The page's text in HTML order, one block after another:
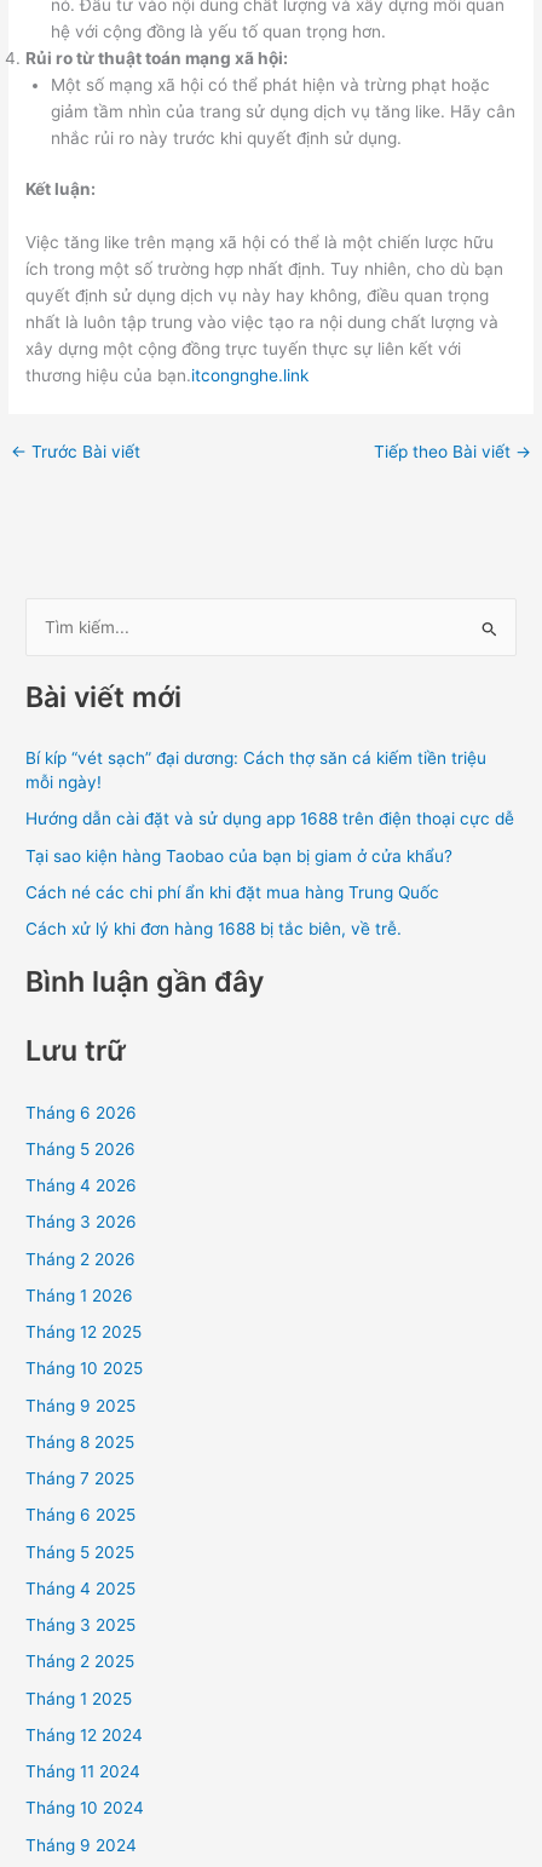
nó. Đầu tư vào nội dung chất lượng và xây dựng mối quan
hệ với cộng đồng là yếu tố quan trọng hơn.
Rủi ro từ thuật toán mạng xã hội:
Một số mạng xã hội có thể phát hiện và trừng phạt hoặc
giảm tầm nhìn của trang sử dụng dịch vụ tăng like. Hãy cân
nhắc rủi ro này trước khi quyết định sử dụng.
Kết luận:
Việc tăng like trên mạng xã hội có thể là một chiến lược hữu
ích trong một số trường hợp nhất định. Tuy nhiên, cho dù bạn
quyết định sử dụng dịch vụ này hay không, điều quan trọng
nhất là luôn tập trung vào việc tạo ra nội dung chất lượng và
xây dựng một cộng đồng trực tuyến thực sự liên kết với
thương hiệu của bạn.itcongnghe.link
← Trước Bài viết Tiếp theo Bài viết →
m
i
m
:
Bài viết mới
Bí kíp “vét sạch” đại dương: Cách thợ săn cá kiếm tiền triệu
mỗi ngày!
Hướng dẫn cài đặt và sử dụng app 1688 trên điện thoại cực dễ
Tại sao kiện hàng Taobao của bạn bị giam ở cửa khẩu?
Cách né các chi phí ẩn khi đặt mua hàng Trung Quốc
Cách xử lý khi đơn hàng 1688 bị tắc biên, về trễ.
Bình luận gần đây
Lưu trữ
Tháng 6 2026
Tháng 5 2026
Tháng 4 2026
Tháng 3 2026
Tháng 2 2026
Tháng 1 2026
Tháng 12 2025
Tháng 10 2025
Tháng 9 2025
Tháng 8 2025
Tháng 7 2025
Tháng 6 2025
Tháng 5 2025
Tháng 4 2025
Tháng 3 2025
Tháng 2 2025
Tháng 1 2025
Tháng 12 2024
Tháng 11 2024
Tháng 10 2024
Tháng 9 2024